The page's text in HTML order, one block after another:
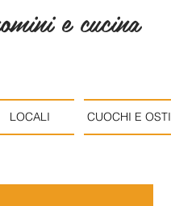
e cucina
LOCALI CUOCHI E OSTI